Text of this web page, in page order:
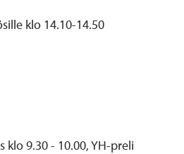
klo 14.10-14.50
klo 9.30 - 10.00, YH-preli